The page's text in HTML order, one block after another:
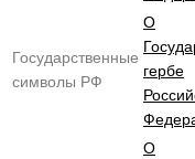
Государственные
символы РФ
О
гербе
О